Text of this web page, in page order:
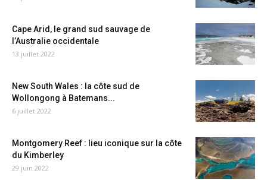
Cape Arid, le grand sud sauvage de
l’Australie occidentale
13 juillet 2022
New South Wales : la côte sud de
Wollongong à Batemans...
6 juillet 2022
Montgomery Reef : lieu iconique sur la côte
du Kimberley
29 juin 2022